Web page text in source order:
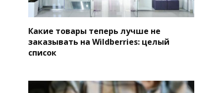
Какие товары теперь лучше не
заказывать на Wildberries: целый
список